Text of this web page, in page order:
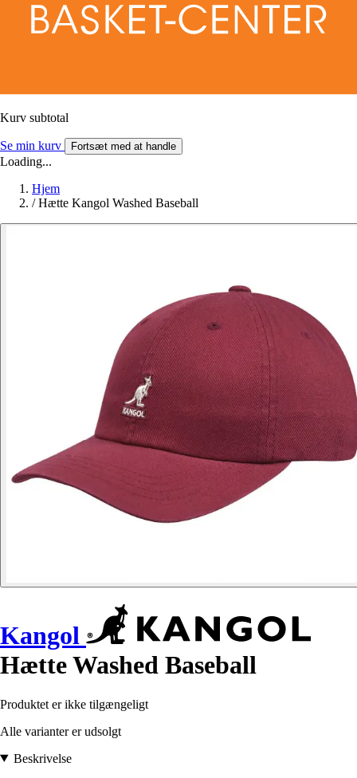
Kurv subtotal
Se min kurv Fortsæt med at handle
Loading...
Hjem
/ Hætte Kangol Washed Baseball
Kangol
Hætte Washed Baseball
Produktet er ikke tilgængeligt
Alle varianter er udsolgt
Beskrivelse